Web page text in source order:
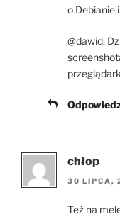
o Debianie
@dawid:
chłop
30 LIPCA,
Też na